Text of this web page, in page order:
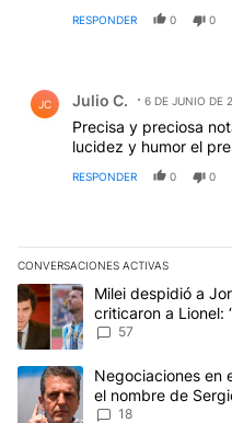
RESPONDER 0 0
JC Julio C. 6 DE JUNIO DE
Precisa y preciosa
lucidez y humor el
RESPONDER 0 0
CONVERSACIONES ACTIVAS
Este listado muestra los
Un artículo de tendencia con
Milei despidió a
criticaron a Lionel:
anti-Messi”
57
Un artículo de tendencia con
Negociaciones en
el nombre de
18